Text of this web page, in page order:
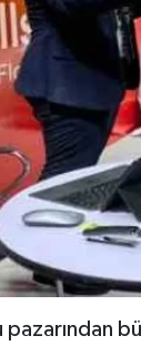
pazarından